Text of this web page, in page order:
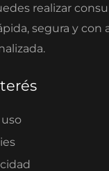
realizar
segura y con